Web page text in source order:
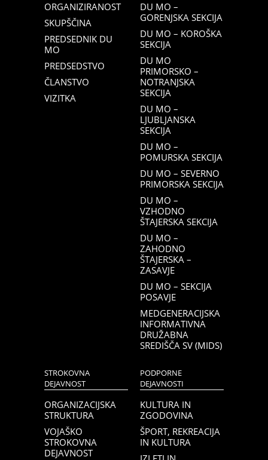
ORGANIZIRANOST
SKUPŠČINA
PREDSEDNIK DU
MO
PREDSEDSTVO
ČLANSTVO
VIZITKA
DU MO –
GORENJSKA SEKCIJA
DU MO – KOROŠKA
SEKCIJA
DU MO
PRIMORSKO –
NOTRANJSKA
SEKCIJA
DU MO –
LJUBLJANSKA
SEKCIJA
DU MO –
POMURSKA SEKCIJA
DU MO – SEVERNO
PRIMORSKA SEKCIJA
DU MO –
VZHODNO
ŠTAJERSKA SEKCIJA
DU MO –
ZAHODNO
ŠTAJERSKA –
ZASAVJE
DU MO – SEKCIJA
POSAVJE
MEDGENERACIJSKA
INFORMATIVNA
DRUŽABNA
SREDIŠČA SV (MIDS)
STROKOVNA
DEJAVNOST
ORGANIZACIJSKA
STRUKTURA
VOJAŠKO
STROKOVNA
DEJAVNOST
PODPORNE
DEJAVNOSTI
KULTURA IN
ZGODOVINA
ŠPORT, REKREACIJA
IN KULTURA